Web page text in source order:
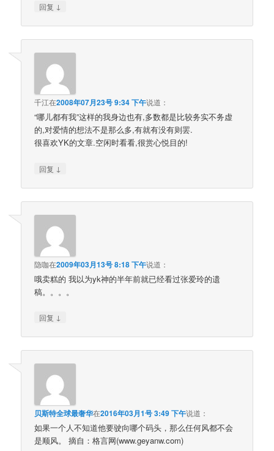
回复 ↓
千江在2008年07月23号 9:34 下午说道：
“哪儿都有我”这样的我身边也有,多数都是比较务实不务虚
的,对爱情的想法不是那么多,有就有没有则罢.
很喜欢YK的文章.空闲时看看,很赏心悦目的!
回复 ↓
隐咖在2009年03月13号 8:18 下午说道：
哦卖糕的 我以为yk神的半年前就已经看过张爱玲的遗
稿。。。。
回复 ↓
贝斯特全球最奢华在2016年03月1号 3:49 下午说道：
如果一个人不知道他要驶向哪个码头，那么任何风都不会
是顺风。 摘自：格言网(www.geyanw.com)